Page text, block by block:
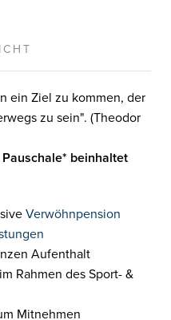
ein Ziel zu kommen, der
zu sein". (Theodor
beinhaltet
Verwöhnpension
Aufenthalt
Rahmen des Sport- &
Mitnehmen